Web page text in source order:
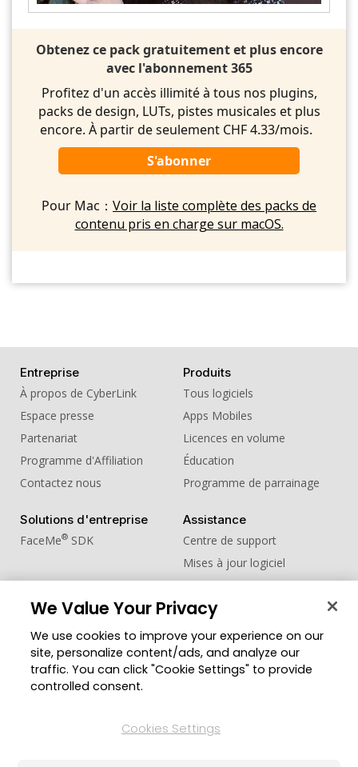
Obtenez ce pack gratuitement et plus encore
avec l'abonnement 365
Profitez d'un accès illimité à tous nos plugins,
packs de design, LUTs, pistes musicales et plus
encore. À partir de seulement CHF 4.33/mois.
S'abonner
Pour Mac： Voir la liste complète des packs de
contenu pris en charge sur macOS.
Entreprise
À propos de CyberLink
Espace presse
Partenariat
Programme d'Affiliation
Contactez nous
Produits
Tous logiciels
Apps Mobiles
Licences en volume
Éducation
Programme de parrainage
Solutions d'entreprise
FaceMe® SDK
Assistance
Centre de support
Mises à jour logiciel
Centre d'apprentissage
Zone des Membres
Blog
Changer de région
We Value Your Privacy
We use cookies to improve your experience on our
site, personalize content/ads, and analyze our
traffic. You can click "Cookie Settings" to provide
controlled consent.
Cookies Settings